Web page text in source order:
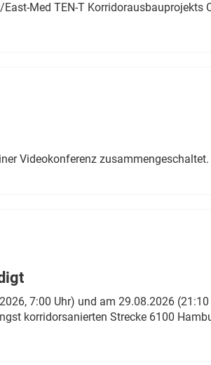
Med TEN-T Korridorausbauprojekts
Videokonferenz zusammengeschaltet.
7:00 Uhr) und am 29.08.2026
korridorsanierten Strecke 6100